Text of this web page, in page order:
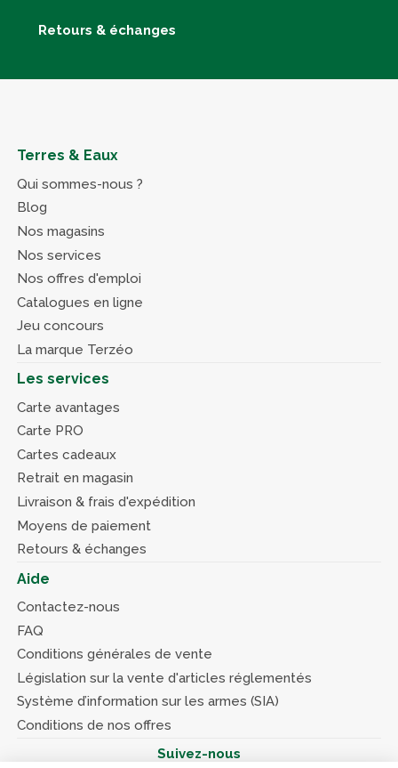
Retours & échanges
Terres & Eaux
Qui sommes-nous ?
Blog
Nos magasins
Nos services
Nos offres d'emploi
Catalogues en ligne
Jeu concours
La marque Terzéo
Les services
Carte avantages
Carte PRO
Cartes cadeaux
Retrait en magasin
Livraison & frais d'expédition
Moyens de paiement
Retours & échanges
Aide
Contactez-nous
FAQ
Conditions générales de vente
Législation sur la vente d'articles réglementés
Système d’information sur les armes (SIA)
Conditions de nos offres
Suivez-nous